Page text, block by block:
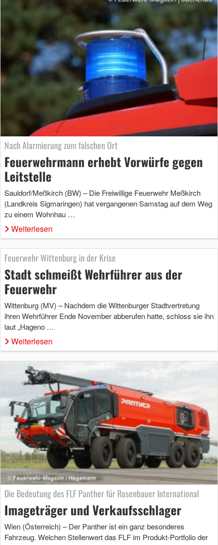
Nach Alarmierung zum falschen Ort
Feuerwehrmann erhebt Vorwürfe gegen
Leitstelle
Sauldorf/Meßkirch (BW) – Die Freiwillige Feuerwehr Meßkirch
(Landkreis Sigmaringen) hat vergangenen Samstag auf dem Weg
zu einem Wohnhau …
Weiterlesen
Feuerwehr Wittenburg in der Krise
Stadt schmeißt Wehrführer aus der
Feuerwehr
Wittenburg (MV) – Nachdem die Wittenburger Stadtvertretung
ihren Wehrführer Ende November abberufen hatte, schloss sie ihn
laut „Hageno …
Weiterlesen
Die Bedeutung des FLF Panther für Rosenbauer International
Imageträger und Verkaufsschlager
Wien (Österreich) – Der Panther ist ein ganz besonderes
Fahrzeug. Welchen Stellenwert das FLF im Produkt-Portfolio der